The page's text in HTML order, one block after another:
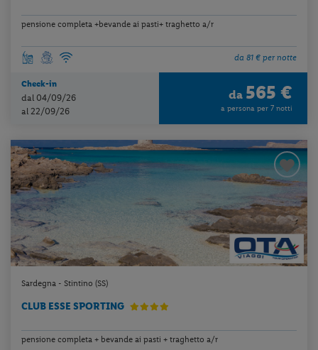
pensione completa +bevande ai pasti+ traghetto a/r
da 81 € per notte
Check-in
dal 04/09/26
al 22/09/26
da 565 €
a persona per 7 notti
Sardegna - Stintino (SS)
CLUB ESSE SPORTING
pensione completa + bevande ai pasti + traghetto a/r